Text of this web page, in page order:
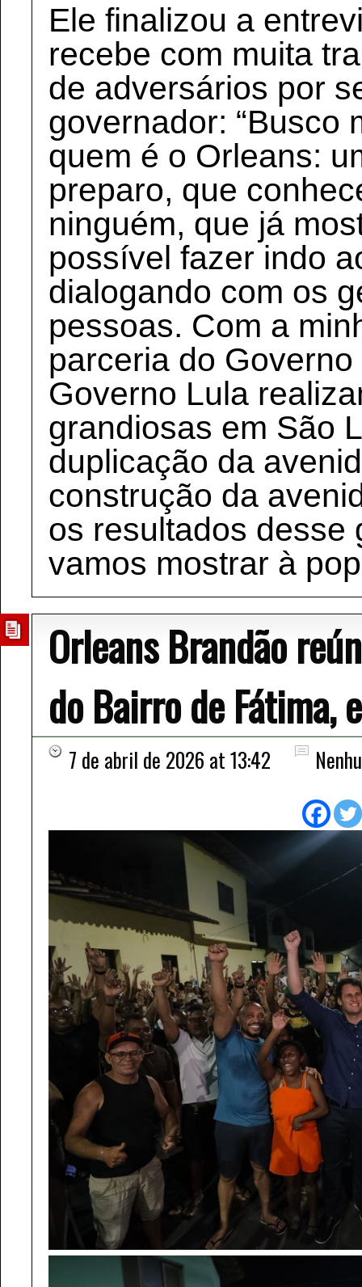
Ele finalizou a
recebe com muita
de adversários por
governador: “Busco
quem é o Orleans:
preparo, que
ninguém, que já
possível fazer indo
dialogando com os
pessoas. Com a
parceria do
Governo Lula
grandiosas em São
duplicação da
construção da
os resultados desse
vamos mostrar à
Orleans Brandão
do Bairro de Fátima,
7 de abril de 2026 at 13:42